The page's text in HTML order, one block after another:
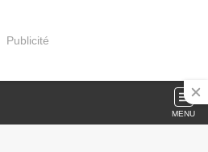
Publicité
MENU